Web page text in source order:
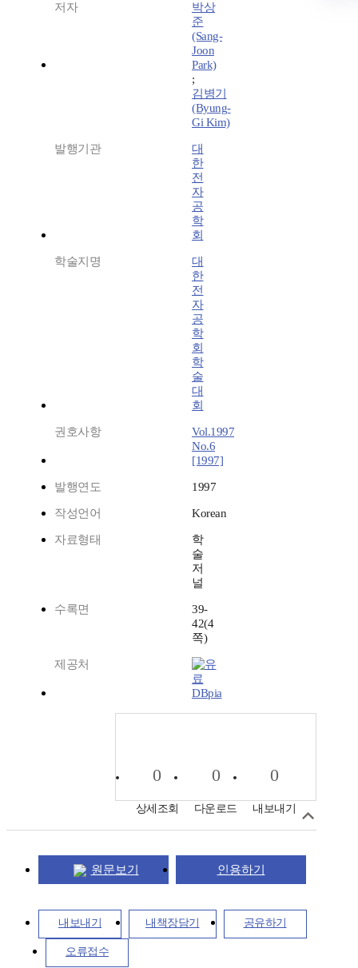
저자
박상
준
(Sang-
Joon
Park)
;
김병기
(Byung-
Gi Kim)
발행기관
대
한
전
자
공
학
회
학술지명
대
한
전
자
공
학
회
학
술
대
회
권호사항
Vol.1997
No.6
[1997]
발행연도 1997
작성언어 Korean
자료형태
학
술
저
널
수록면
39-
42(4
쪽)
제공처
DBpia
0
상세조회
0
다운로드
0
내보내기
원문보기 인용하기
내보내기 내책장담기 공유하기
오류접수